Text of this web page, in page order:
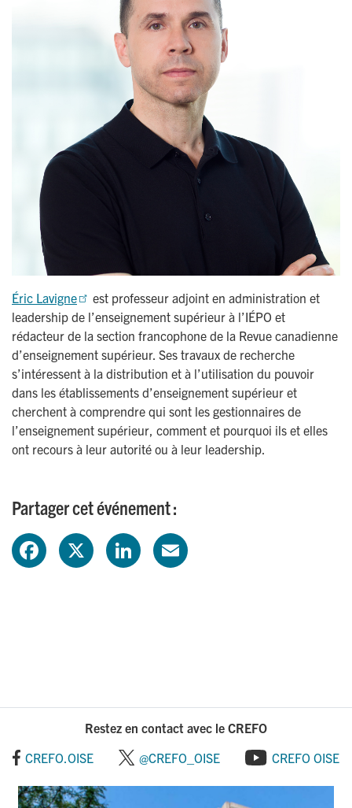
Éric Lavigne
est professeur adjoint en administration et
leadership de l’enseignement supérieur à l’IÉPO et
rédacteur de la section francophone de la Revue canadienne
d’enseignement supérieur. Ses travaux de recherche
s’intéressent à la distribution et à l’utilisation du pouvoir
dans les établissements d’enseignement supérieur et
cherchent à comprendre qui sont les gestionnaires de
l’enseignement supérieur, comment et pourquoi ils et elles
ont recours à leur autorité ou à leur leadership.
Partager cet événement :
o
k
I
n
Restez en contact avec le CREFO
CREFO.OISE
@CREFO_OISE CREFO OISE